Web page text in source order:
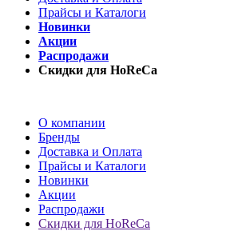
Прайсы и Каталоги
Новинки
Акции
Распродажи
Скидки для HoReCa
О компании
Бренды
Доставка и Оплата
Прайсы и Каталоги
Новинки
Акции
Распродажи
Скидки для HoReCa